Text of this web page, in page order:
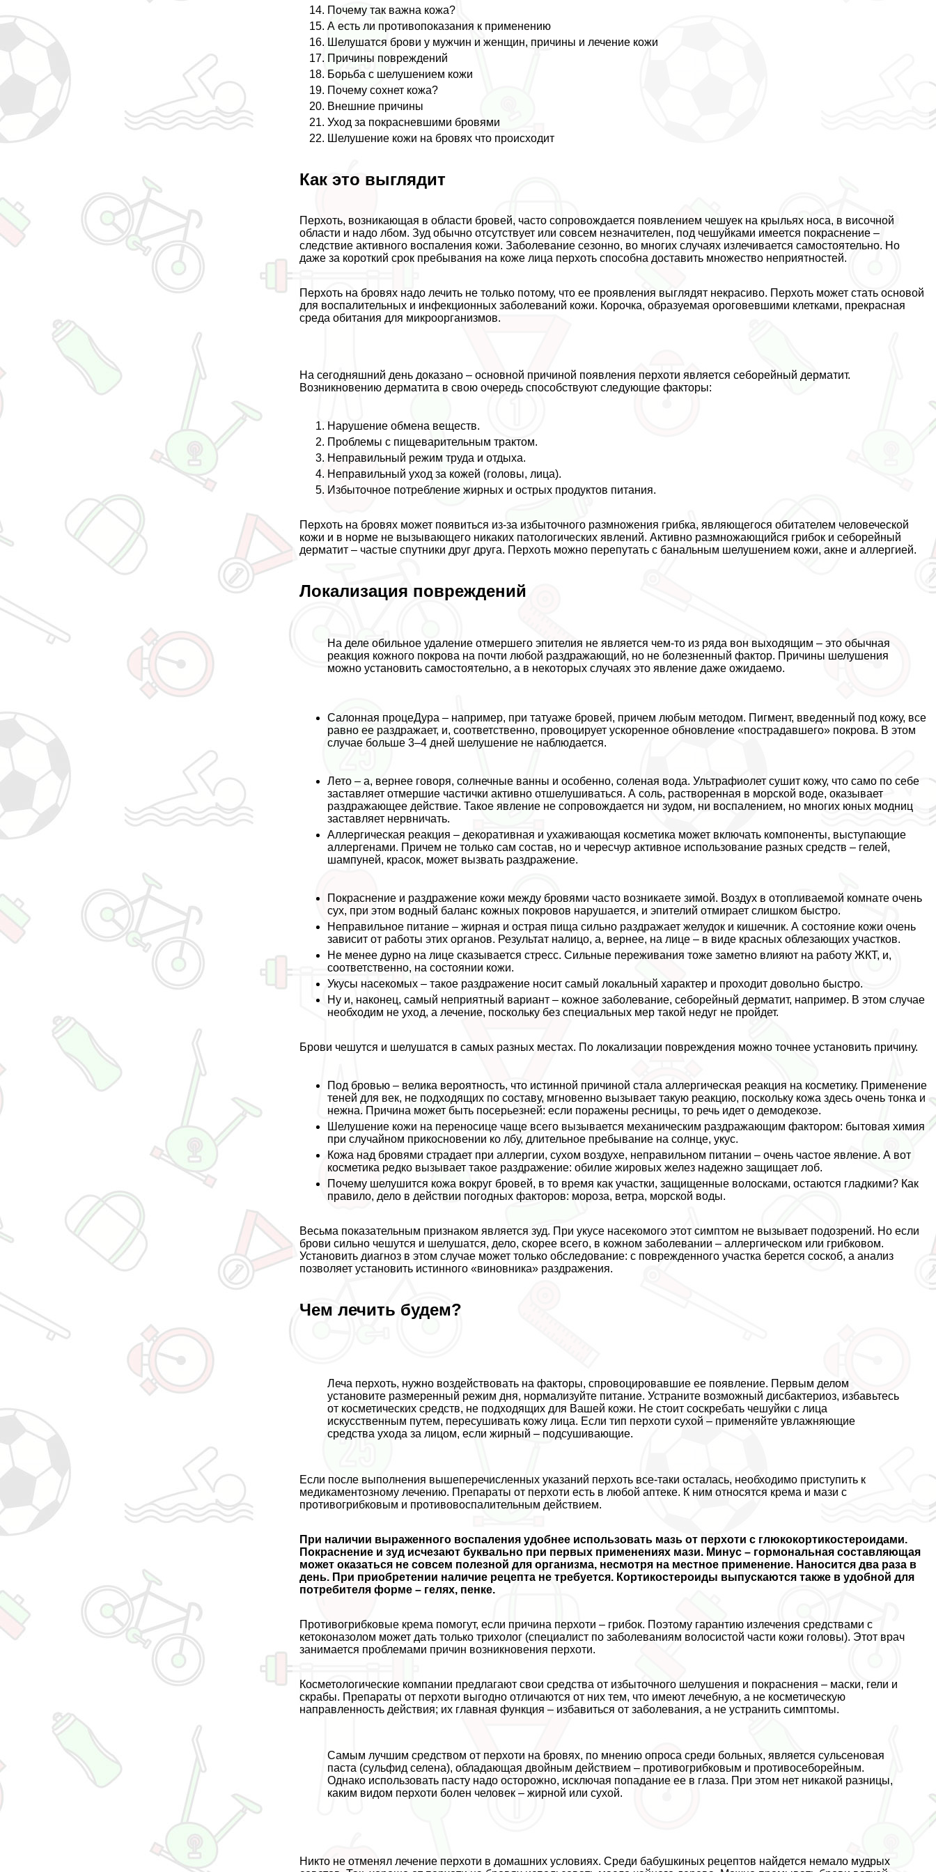
Почему так важна кожа?
А есть ли противопоказания к применению
Шелушатся брови у мужчин и женщин, причины и лечение кожи
Причины повреждений
Борьба с шелушением кожи
Почему сохнет кожа?
Внешние причины
Уход за покрасневшими бровями
Шелушение кожи на бровях что происходит
Как это выглядит
Перхоть, возникающая в области бровей, часто сопровождается появлением чешуек на крыльях носа, в височной
области и надо лбом. Зуд обычно отсутствует или совсем незначителен, под чешуйками имеется покраснение –
следствие активного воспаления кожи. Заболевание сезонно, во многих случаях излечивается самостоятельно. Но
даже за короткий срок пребывания на коже лица перхоть способна доставить множество неприятностей.
Перхоть на бровях надо лечить не только потому, что ее проявления выглядят некрасиво. Перхоть может стать основой
для воспалительных и инфекционных заболеваний кожи. Корочка, образуемая ороговевшими клетками, прекрасная
среда обитания для микроорганизмов.
На сегодняшний день доказано – основной причиной появления перхоти является себорейный дерматит.
Возникновению дерматита в свою очередь способствуют следующие факторы:
Нарушение обмена веществ.
Проблемы с пищеварительным тpaктом.
Неправильный режим труда и отдыха.
Неправильный уход за кожей (головы, лица).
Избыточное потрeбление жирных и острых продуктов питания.
Перхоть на бровях может появиться из-за избыточного размножения грибка, являющегося обитателем человеческой
кожи и в норме не вызывающего никаких патологических явлений. Активно размножающийся грибок и себорейный
дерматит – частые спутники друг друга. Перхоть можно перепутать с бaнaльным шелушением кожи, акне и аллергией.
Локализация повреждений
На деле обильное удаление отмершего эпителия не является чем-то из ряда вон выходящим – это обычная
реакция кожного покрова на почти любой раздражающий, но не болезненный фактор. Причины шелушения
можно установить самостоятельно, а в некоторых случаях это явление даже ожидаемо.
Салонная процеДypa – например, при татуаже бровей, причем любым методом. Пигмент, введенный под кожу, все
равно ее раздражает, и, соответственно, провоцирует ускоренное обновление «пострадавшего» покрова. В этом
случае больше 3–4 дней шелушение не наблюдается.
Лето – а, вернее говоря, солнечные ванны и особенно, соленая вода. Ультрафиолет сушит кожу, что само по себе
заставляет отмершие частички активно отшелушиваться. А соль, растворенная в морской воде, оказывает
раздражающее действие. Такое явление не сопровождается ни зудом, ни воспалением, но многих юных модниц
заставляет нервничать.
Аллергическая реакция – декоративная и ухаживающая косметика может включать компоненты, выступающие
аллергенами. Причем не только сам состав, но и чересчур активное использование разных средств – гелей,
шампуней, красок, может вызвать раздражение.
Покраснение и раздражение кожи между бровями часто возникаете зимой. Воздух в отопливаемой комнате очень
сух, при этом водный баланс кожных покровов нарушается, и эпителий отмирает слишком быстро.
Неправильное питание – жирная и острая пища сильно раздражает желудок и кишечник. А состояние кожи очень
зависит от работы этих органов. Результат налицо, а, вернее, на лице – в виде красных облезающих участков.
Не менее дурно на лице сказывается стресс. Сильные переживания тоже заметно влияют на работу ЖКТ, и,
соответственно, на состоянии кожи.
Укусы насекомых – такое раздражение носит самый локальный хаpaктер и проходит довольно быстро.
Ну и, наконец, самый неприятный вариант – кожное заболевание, себорейный дерматит, например. В этом случае
необходим не уход, а лечение, поскольку без специальных мер такой недуг не пройдет.
Брови чешутся и шелушатся в самых разных местах. По локализации повреждения можно точнее установить причину.
Под бровью – велика вероятность, что истинной причиной стала аллергическая реакция на косметику. Применение
теней для век, не подходящих по составу, мгновенно вызывает такую реакцию, поскольку кожа здесь очень тонка и
нежна. Причина может быть посерьезней: если поражены ресницы, то речь идет о демодекозе.
Шелушение кожи на переносице чаще всего вызывается механическим раздражающим фактором: бытовая химия
при случайном прикосновении ко лбу, длительное пребывание на солнце, укус.
Кожа над бровями страдает при аллергии, сухом воздухе, неправильном питании – очень частое явление. А вот
косметика редко вызывает такое раздражение: обилие жировых желез надежно защищает лоб.
Почему шелушится кожа вокруг бровей, в то время как участки, защищенные волосками, остаются гладкими? Как
правило, дело в действии погодных факторов: мороза, ветра, морской воды.
Весьма показательным признаком является зуд. При укусе насекомого этот симптом не вызывает подозрений. Но если
брови сильно чешутся и шелушатся, дело, скорее всего, в кожном заболевании – аллергическом или грибковом.
Установить диагноз в этом случае может только обследование: с поврежденного участка берется соскоб, а анализ
позволяет установить истинного «виновника» раздражения.
Чем лечить будем?
Леча перхоть, нужно воздействовать на факторы, спровоцировавшие ее появление. Первым делом
установите размеренный режим дня, нормализуйте питание. Устраните возможный дисбактериоз, избавьтесь
от косметических средств, не подходящих для Вашей кожи. Не стоит соскрeбaть чешуйки с лица
искусственным путем, пересушивать кожу лица. Если тип перхоти сухой – применяйте увлажняющие
средства ухода за лицом, если жирный – подсушивающие.
Если после выполнения вышеперечисленных указаний перхоть все-таки осталась, необходимо приступить к
медикаментозному лечению. Препараты от перхоти есть в любой аптеке. К ним относятся крема и мази с
противогрибковым и противовоспалительным действием.
При наличии выраженного воспаления удобнее использовать мазь от перхоти с глюкокортикостероидами.
Покраснение и зуд исчезают буквально при первых применениях мази. Минус – гормональная составляющая
может оказаться не совсем полезной для организма, несмотря на местное применение. Наносится два раза в
день. При приобретении наличие рецепта не требуется. Кортикостероиды выпускаются также в удобной для
потребителя форме – гелях, пенке.
Противогрибковые крема помогут, если причина перхоти – грибок. Поэтому гарантию излечения средствами с
кетоконазолом может дать только трихолог (специалист по заболеваниям волосистой части кожи головы). Этот врач
занимается проблемами причин возникновения перхоти.
Косметологические компании предлагают свои средства от избыточного шелушения и покраснения – маски, гели и
скpaбы. Препараты от перхоти выгодно отличаются от них тем, что имеют лечебную, а не косметическую
направленность действия; их главная функция – избавиться от заболевания, а не устранить симптомы.
Самым лучшим средством от перхоти на бровях, по мнению опроса среди больных, является сульсеновая
паста (сульфид селена), обладающая двойным действием – противогрибковым и противосеборейным.
Однако использовать пасту надо осторожно, исключая попадание ее в глаза. При этом нет никакой разницы,
каким видом перхоти болен человек – жирной или сухой.
Никто не отменял лечение перхоти в домашних условиях. Среди бабушкиных рецептов найдется немало мудрых